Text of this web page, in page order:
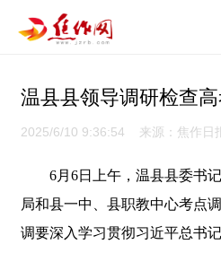
温县县领导调研检查
2025/6/10 9:36:54 来源：焦作日
6月6日上午，温县县委书记
局和县一中、县职教中心考点
调要深入学习贯彻习近平总书